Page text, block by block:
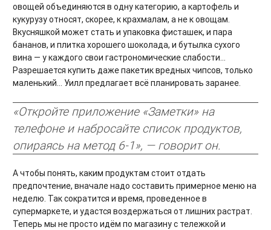
овощей объединяются в одну категорию, а картофель и
кукурузу относят, скорее, к крахмалам, а не к овощам.
Вкусняшкой может стать и упаковка фисташек, и пара
бананов, и плитка хорошего шоколада, и бутылка сухого
вина — у каждого свои гастрономические слабости…
Разрешается купить даже пакетик вредных чипсов, только
маленький… Уилл предлагает всё планировать заранее.
«Откройте приложение «Заметки» на
телефоне и набросайте список продуктов,
опираясь на метод 6-1», — говорит он.
А чтобы понять, каким продуктам стоит отдать
предпочтение, вначале надо составить примерное меню на
неделю. Так сократится и время, проведенное в
супермаркете, и удастся воздержаться от лишних растрат.
Теперь мы не просто идём по магазину с тележкой и